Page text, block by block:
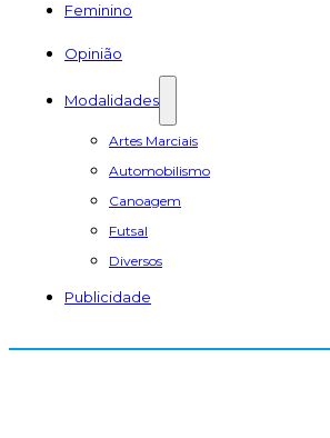
Feminino
Opinião
Modalidades
Artes Marciais
Automobilismo
Canoagem
Futsal
Diversos
Publicidade